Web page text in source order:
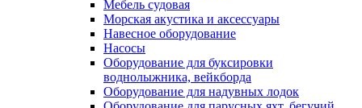
Мебель судовая
Морская акустика и аксессуары
Навесное оборудование
Насосы
Оборудование для буксировки
воднолыжника, вейкборда
Оборудование для надувных лодок